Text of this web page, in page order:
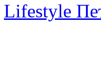
Lifestyle